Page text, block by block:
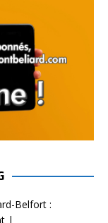
Belfort :
|